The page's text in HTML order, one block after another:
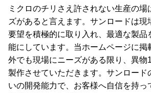
ミクロのチリさえ許されない生産の場
ズがあると言えます。サンロードは現
要望を積極的に取り入れ、最適な製品
能にしています。当ホームページに掲
外でも現場にニーズがある限り、異物
製作させていただきます。サンロード
いの開発能力で、お客様へ自信を持っ